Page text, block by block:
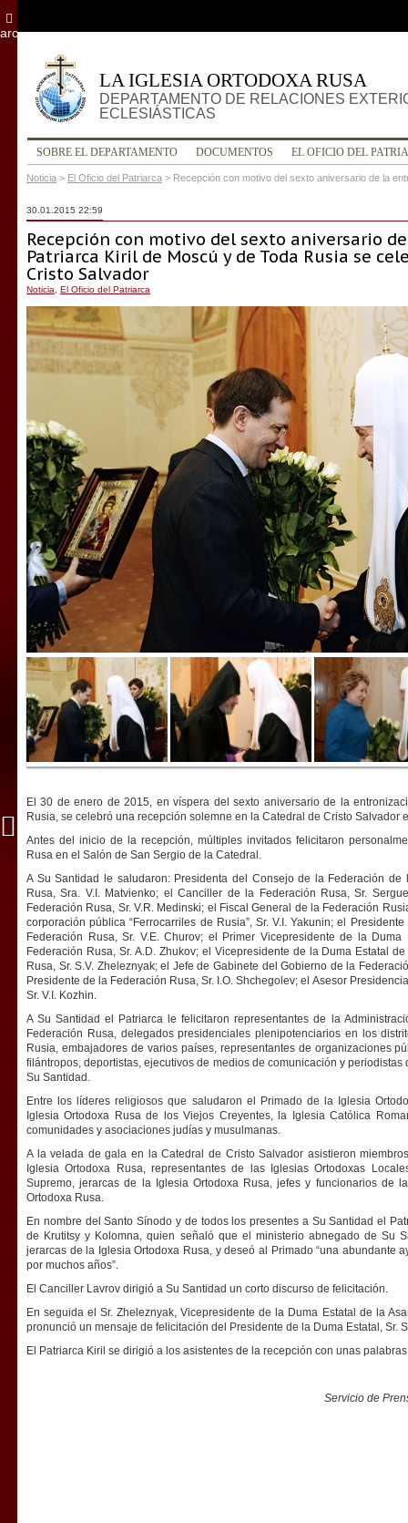
LA IGLESIA ORTODOXA RUSA
DEPARTAMENTO DE RELACIONES
ECLESIÁSTICAS
SOBRE EL DEPARTAMENTO DOCUMENTOS EL OFICIO DEL
Noticia > El Oficio del Patriarca > Recepción con motivo del sexto aniversario de la
30.01.2015 22:59
Recepción con motivo del sexto aniversario
Patriarca Kiril de Moscú y de Toda Rusia se
Cristo Salvador
Noticia El Oficio del Patriarca
El 30 de enero de 2015, en víspera del sexto aniversario de la
Rusia, se celebró una recepción solemne en la Catedral de Cristo Salvador
Antes del inicio de la recepción, múltiples invitados felicitaron
Rusa en el Salón de San Sergio de la Catedral.
A Su Santidad le saludaron: Presidenta del Consejo de la Federación
Rusa, Sra. V.I. Matvienko; el Canciller de la Federación Rusa, Sr.
Federación Rusa, Sr. V.R. Medinski; el Fiscal General de la Federación
corporación pública “Ferrocarriles de Rusia”, Sr. V.I. Yakunin; el
Federación Rusa, Sr. V.E. Churov; el Primer Vicepresidente de la
Federación Rusa, Sr. A.D. Zhukov; el Vicepresidente de la Duma Estatal
Rusa, Sr. S.V. Zheleznyak; el Jefe de Gabinete del Gobierno de la
Presidente de la Federación Rusa, Sr. I.O. Shchegolev; el Asesor
Sr. V.I. Kozhin.
A Su Santidad el Patriarca le felicitaron representantes de la
Federación Rusa, delegados presidenciales plenipotenciarios en los
Rusia, embajadores de varios países, representantes de organizaciones
filántropos, deportistas, ejecutivos de medios de comunicación y
Su Santidad.
Entre los líderes religiosos que saludaron el Primado de la Iglesia
Iglesia Ortodoxa Rusa de los Viejos Creyentes, la Iglesia Católica
comunidades y asociaciones judías y musulmanas.
A la velada de gala en la Catedral de Cristo Salvador asistieron
Iglesia Ortodoxa Rusa, representantes de las Iglesias Ortodoxas
Supremo, jerarcas de la Iglesia Ortodoxa Rusa, jefes y funcionarios de
Ortodoxa Rusa.
En nombre del Santo Sínodo y de todos los presentes a Su Santidad el
de Krutitsy y Kolomna, quien señaló que el ministerio abnegado de Su
jerarcas de la Iglesia Ortodoxa Rusa, y deseó al Primado “una abundante
por muchos años”.
El Canciller Lavrov dirigió a Su Santidad un corto discurso de felicitación.
En seguida el Sr. Zheleznyak, Vicepresidente de la Duma Estatal de la
pronunció un mensaje de felicitación del Presidente de la Duma Estatal, Sr.
El Patriarca Kiril se dirigió a los asistentes de la recepción con unas
Servicio de
archivo